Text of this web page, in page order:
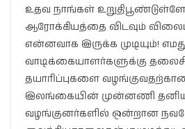
உதவ நாங்கள்
ஆரோக்கியத்தை விடவும்
என்னவாக இருக்க முடியும்!
வாடிக்கையாளர்களுக்கு
தயாரிப்புகளை
இலங்கையின் முன்னணி
வழங்குனர்களில் ஒன்றான